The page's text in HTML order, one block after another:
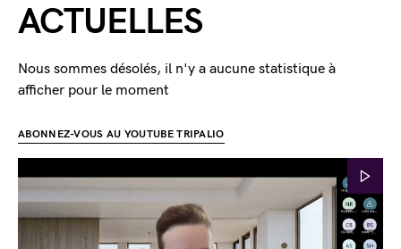
ACTUELLES
Nous sommes désolés, il n'y a aucune statistique à
afficher pour le moment
ABONNEZ-VOUS AU YOUTUBE TRIPALIO